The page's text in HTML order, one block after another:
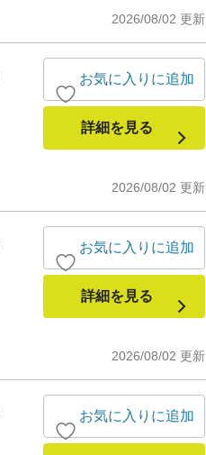
2026/08/02 更新
2026/08/02 更新
お気に入りに追加
詳細を見る
2026/08/02 更新
お気に入りに追加
詳細を見る
お気に入りに追加